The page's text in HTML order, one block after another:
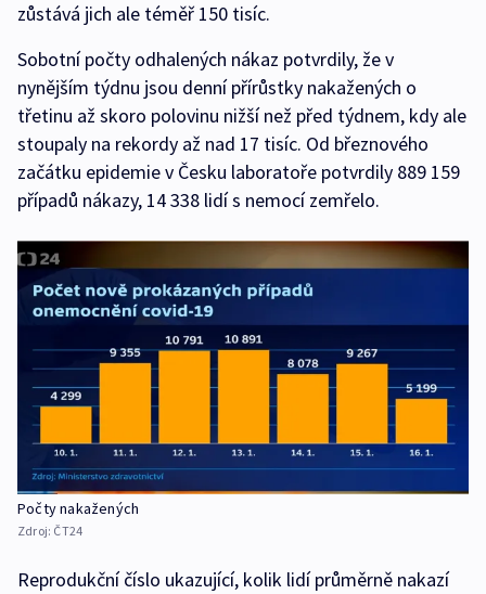
zůstává jich ale téměř 150 tisíc.
Sobotní počty odhalených nákaz potvrdily, že v
nynějším týdnu jsou denní přírůstky nakažených o
třetinu až skoro polovinu nižší než před týdnem, kdy ale
stoupaly na rekordy až nad 17 tisíc. Od březnového
začátku epidemie v Česku laboratoře potvrdily 889 159
případů nákazy, 14 338 lidí s nemocí zemřelo.
Počty nakažených
Zdroj: ČT24
Reprodukční číslo ukazující, kolik lidí průměrně nakazí